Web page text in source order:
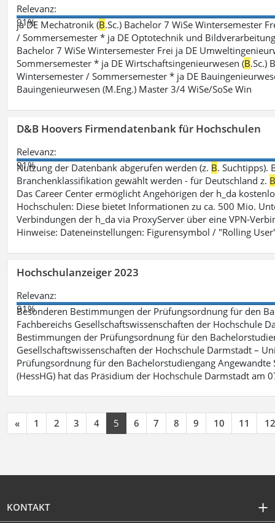
Relevanz:
91%
ja DE Mechatronik (B.Sc.) Bachelor 7 WiSe Wintersemester
/ Sommersemester * ja DE Optotechnik und
Bachelor 7 WiSe Wintersemester Frei ja DE
Sommersemester * ja DE Wirtschaftsingenieurwesen (B.Sc.)
Wintersemester / Sommersemester * ja DE
Bauingenieurwesen (M.Eng.) Master 3/4 WiSe/SoSe Win
D&B Hoovers Firmendatenbank für Hochschulen
Relevanz:
91%
Nutzung der Datenbank abgerufen werden (z. B. Suchtipps).
Branchenklassifikation gewählt werden - für Deutschland z.
Das Career Center ermöglicht Angehörigen der h_da
Hochschulen: Diese bietet Informationen zu ca. 500 Mio.
Verbindungen der h_da via ProxyServer über eine VPN-
Hinweise: Dateneinstellungen: Figurensymbol / "Rolling
Hochschulanzeiger 2023
Relevanz:
91%
Besonderen Bestimmungen der Prüfungsordnung für den
Fachbereichs Gesellschaftswissenschaften der Hochschule
Bestimmungen der Prüfungsordnung für den
Gesellschaftswissenschaften der Hochschule Darmstadt –
Prüfungsordnung für den Bachelorstudiengang Angewandte
(HessHG) hat das Präsidium der Hochschule Darmstadt am
« 1 2 3 4 5 6 7 8 9 10 11 12
KONTAKT